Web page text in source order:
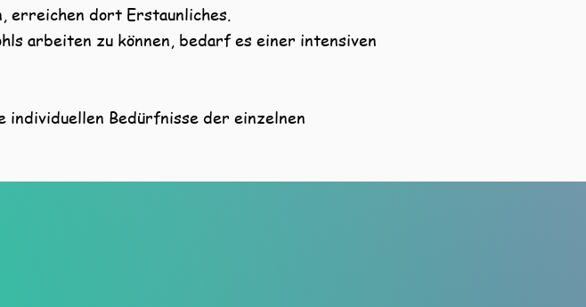
erreichen dort Erstaunliches.
arbeiten zu können, bedarf es einer intensiven
individuellen Bedürfnisse der einzelnen